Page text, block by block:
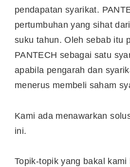
pendapatan syarikat.
pertumbuhan yang sihat
suku tahun. Oleh sebab itu
PANTECH sebagai satu
apabila pengarah dan
menerus membeli saham
Kami ada menawarkan
ini.
Topik-topik yang bakal kami